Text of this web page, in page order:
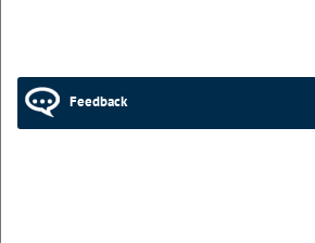
Feedback